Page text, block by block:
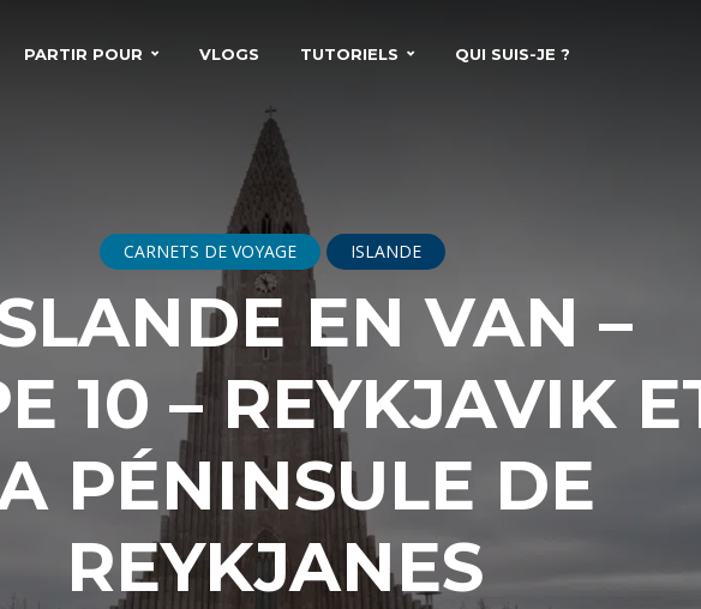
PARTIR POUR VLOGS TUTORIELS QUI SUIS-JE ?
CARNETS DE VOYAGE ISLANDE
EN VAN –
10 – REYKJAVIK
PÉNINSULE DE
REYKJANES